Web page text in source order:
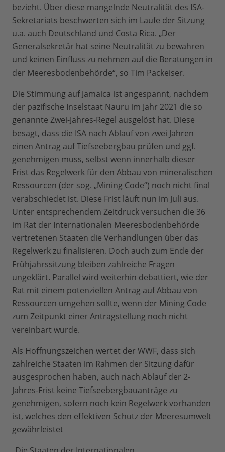
bezieht. Über diese mangelnde Neutralität des ISA-
Sekretariats beschwerten sich im Laufe der Sitzung
u.a. auch Deutschland und Costa Rica. „Der
Generalsekretär hat seine Neutralität zu bewahren
und keinen Einfluss zu nehmen auf die Beratungen in
der Meeresbodenbehörde“, so Tim Packeiser.
Die Stimmung auf Jamaica ist angespannt, nachdem
der pazifische Inselstaat Nauru im Jahr 2021 die so
genannte Zwei-Jahres-Regel ausgelöst hat. Diese
besagt, dass die ISA nach Ablauf von zwei Jahren
einen Antrag auf Tiefseebergbau prüfen und ggf.
genehmigen muss, selbst wenn innerhalb dieser
Frist das Regelwerk für den Abbau von mineralischen
Ressourcen (der sog. „Mining Code“) noch nicht final
verabschiedet ist. Diese Frist läuft nun im Juli aus.
Unter entsprechendem Zeitdruck versuchen die 36
im Rat der Internationalen Meeresbodenbehörde
vertretenen Staaten die Verhandlungen über das
Regelwerk zu finalisieren. Doch auch zum Ende der
Frühjahrssitzung bleiben zahlreiche Fragen
ungeklärt. Parallel wird weiterhin debattiert, wie der
Rat mit einem potenziellen Antrag auf Abbau von
Ressourcen umgehen sollte, wenn der Mining Code
zum Zeitpunkt einer Antragstellung noch nicht
vereinbart wurde.
Als Hoffnungszeichen wertet der WWF, dass sich
zahlreiche Staaten im Rahmen der Sitzung dafür
ausgesprochen haben, auch nach Ablauf der 2-
Jahres-Frist keine Tiefseebergbauanträge zu
genehmigen, sofern noch kein Regelwerk vorhanden
ist, welches den effektiven Schutz der Meeresumwelt
gewährleistet